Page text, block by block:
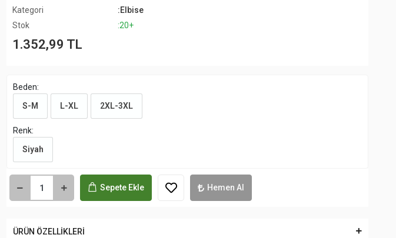
Kategori
:Elbise
Stok
:20+
1.352,99 TL
Beden:
S-M
L-XL 2XL-3XL
Renk:
Siyah
Sepete Ekle Hemen Al
ÜRÜN ÖZELLİKLERİ